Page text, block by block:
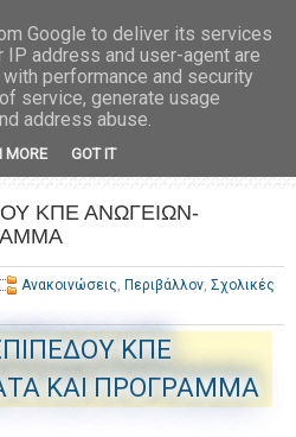
ΚΠΕ ΑΝΩΓΕΙΩΝ-
Ανακοινώσεις, Περιβάλλον, Σχολικές
ΚΠΕ
ΚΑΙ ΠΡΟΓΡΑΜΜΑ
Google to deliver its services
IP address and user-agent are
performance and security
service, generate usage
address abuse.
MORE GOT IT